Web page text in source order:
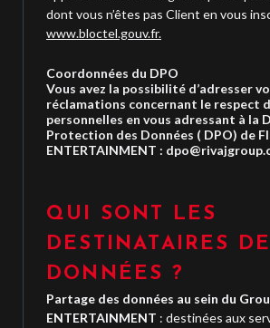
dont vous n’êtes pas Client en vous
www.bloctel.gouv.fr.
Coordonnées du DPO
Vous avez la possibilité d’adresser
réclamations concernant le respect
personnelles en vous adressant à la
Protection des Données ( DPO) de
ENTERTAINMENT :
QUI SONT LES
DESTINATAIRES
DONNÉES ?
Partage des données au sein du
ENTERTAINMENT : destinées aux